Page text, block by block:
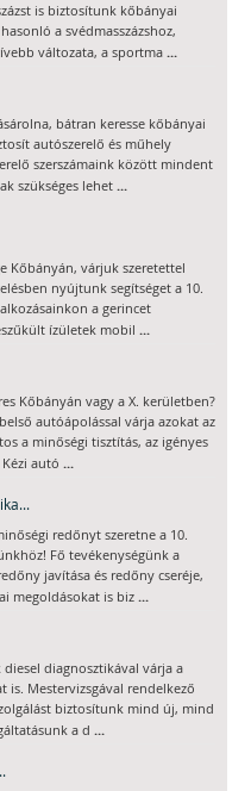
is biztosítunk kőbányai
a svédmasszázshoz,
változata, a sportma ...
bátran keresse kőbányai
autószerelő és műhely
szerszámaink között mindent
szükséges lehet ...
Kőbányán, várjuk szeretettel
nyújtunk segítséget a 10.
a gerincet
ízületek mobil ...
Kőbányán vagy a X. kerületben?
autóápolással várja azokat az
a minőségi tisztítás, az igényes
autó ...
redőnyt szeretne a 10.
Fő tevékenységünk a
javítása és redőny cseréje,
megoldásokat is biz ...
diagnosztikával várja a
Mestervizsgával rendelkező
biztosítunk mind új, mind
a d ...